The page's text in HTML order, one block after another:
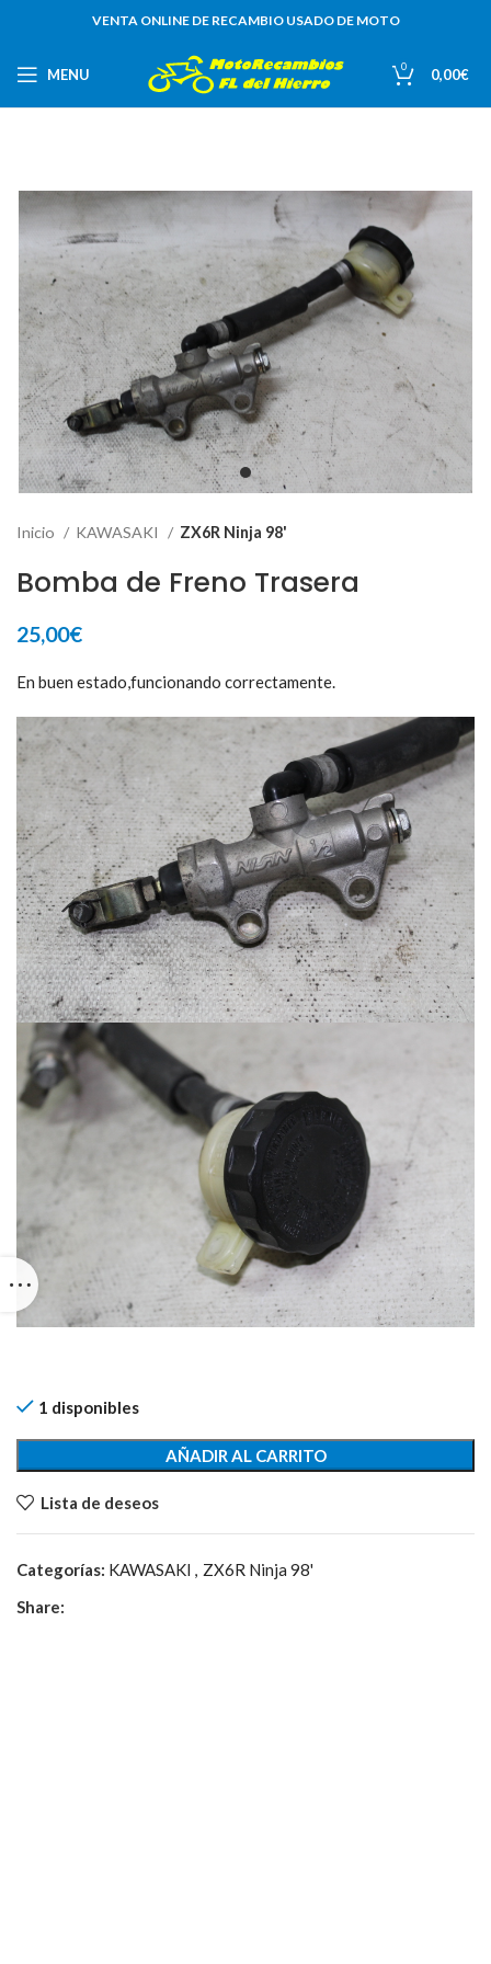
VENTA ONLINE DE RECAMBIO USADO DE MOTO
MENU 0 0,00€
Inicio KAWASAKI ZX6R Ninja 98'
Bomba de Freno Trasera
25,00€
En buen estado,funcionando correctamente.
1 disponibles
AÑADIR AL CARRITO
Lista de deseos
Categorías: KAWASAKI , ZX6R Ninja 98'
Share: